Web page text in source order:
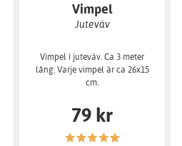
Vimpel
Juteväv
Vimpel i juteväv. Ca 3 meter
lång. Varje vimpel är ca 26x15
cm.
79 kr